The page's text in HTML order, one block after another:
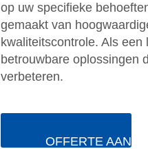
op uw specifieke
gemaakt van
kwaliteitscontrole. Als
betrouwbare oplossingen
verbeteren.
OFFERTE